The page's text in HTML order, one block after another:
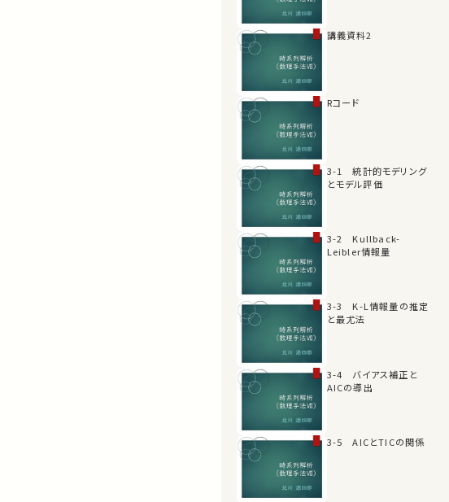
講義資料2
Rコード
3-1 統計的モデリング
とモデル評価
3-2 Kullback-
Leibler情報量
3-3 K-L情報量の推定
と最尤法
3-4 バイアス補正と
AICの導出
3-5 AICとTICの関係